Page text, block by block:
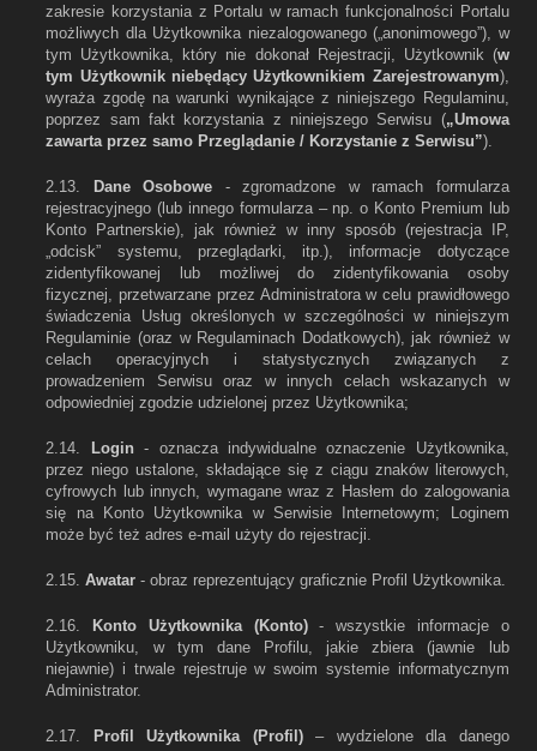
zakresie korzystania z Portalu w ramach funkcjonalności Portalu
możliwych dla Użytkownika niezalogowanego („anonimowego”), w
tym Użytkownika, który nie dokonał Rejestracji, Użytkownik (w
tym Użytkownik niebędący Użytkownikiem Zarejestrowanym),
wyraża zgodę na warunki wynikające z niniejszego Regulaminu,
poprzez sam fakt korzystania z niniejszego Serwisu („Umowa
zawarta przez samo Przeglądanie / Korzystanie z Serwisu”).
2.13. Dane Osobowe - zgromadzone w ramach formularza
rejestracyjnego (lub innego formularza – np. o Konto Premium lub
Konto Partnerskie), jak również w inny sposób (rejestracja IP,
„odcisk” systemu, przeglądarki, itp.), informacje dotyczące
zidentyfikowanej lub możliwej do zidentyfikowania osoby
fizycznej, przetwarzane przez Administratora w celu prawidłowego
świadczenia Usług określonych w szczególności w niniejszym
Regulaminie (oraz w Regulaminach Dodatkowych), jak również w
celach operacyjnych i statystycznych związanych z
prowadzeniem Serwisu oraz w innych celach wskazanych w
odpowiedniej zgodzie udzielonej przez Użytkownika;
2.14. Login- oznacza indywidualne oznaczenie Użytkownika,
przez niego ustalone, składające się z ciągu znaków literowych,
cyfrowych lub innych, wymagane wraz z Hasłem do zalogowania
się na Konto Użytkownika w Serwisie Internetowym; Loginem
może być też adres e-mail użyty do rejestracji.
2.15.Awatar - obraz reprezentujący graficznie Profil Użytkownika.
2.16. Konto Użytkownika (Konto)- wszystkie informacje o
Użytkowniku, w tym dane Profilu, jakie zbiera (jawnie lub
niejawnie) i trwale rejestruje w swoim systemie informatycznym
Administrator.
2.17. Profil Użytkownika (Profil)– wydzielone dla danego